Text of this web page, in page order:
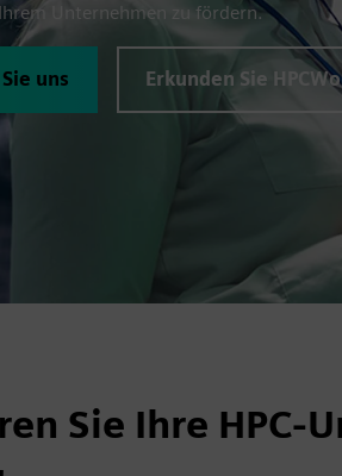
Unternehmen zu fördern.
uns Erkunden Sie
Sie Ihre